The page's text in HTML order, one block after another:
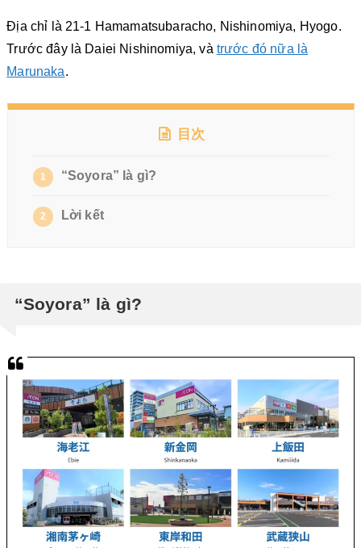
Địa chỉ là 21-1 Hamamatsubaracho, Nishinomiya, Hyogo.
Trước đây là Daiei Nishinomiya, và trước đó nữa là
Marunaka.
目次
1 “Soyora” là gì?
2 Lời kết
“Soyora” là gì?